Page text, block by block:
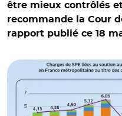
être mieux contrôlés
recommande la Cour
rapport publié ce 18